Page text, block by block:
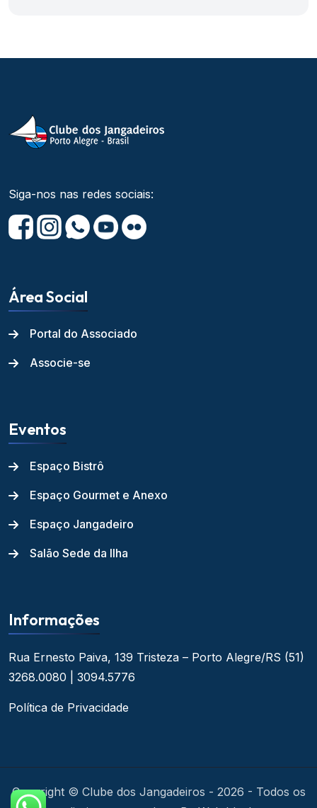
Siga-nos nas redes sociais:
Área Social
Portal do Associado
Associe-se
Eventos
Espaço Bistrô
Espaço Gourmet e Anexo
Espaço Jangadeiro
Salão Sede da Ilha
Informações
Rua Ernesto Paiva, 139 Tristeza – Porto Alegre/RS (51)
3268.0080 | 3094.5776
Política de Privacidade
Copyright © Clube dos Jangadeiros - 2026 - Todos os